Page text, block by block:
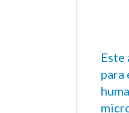
Este
para